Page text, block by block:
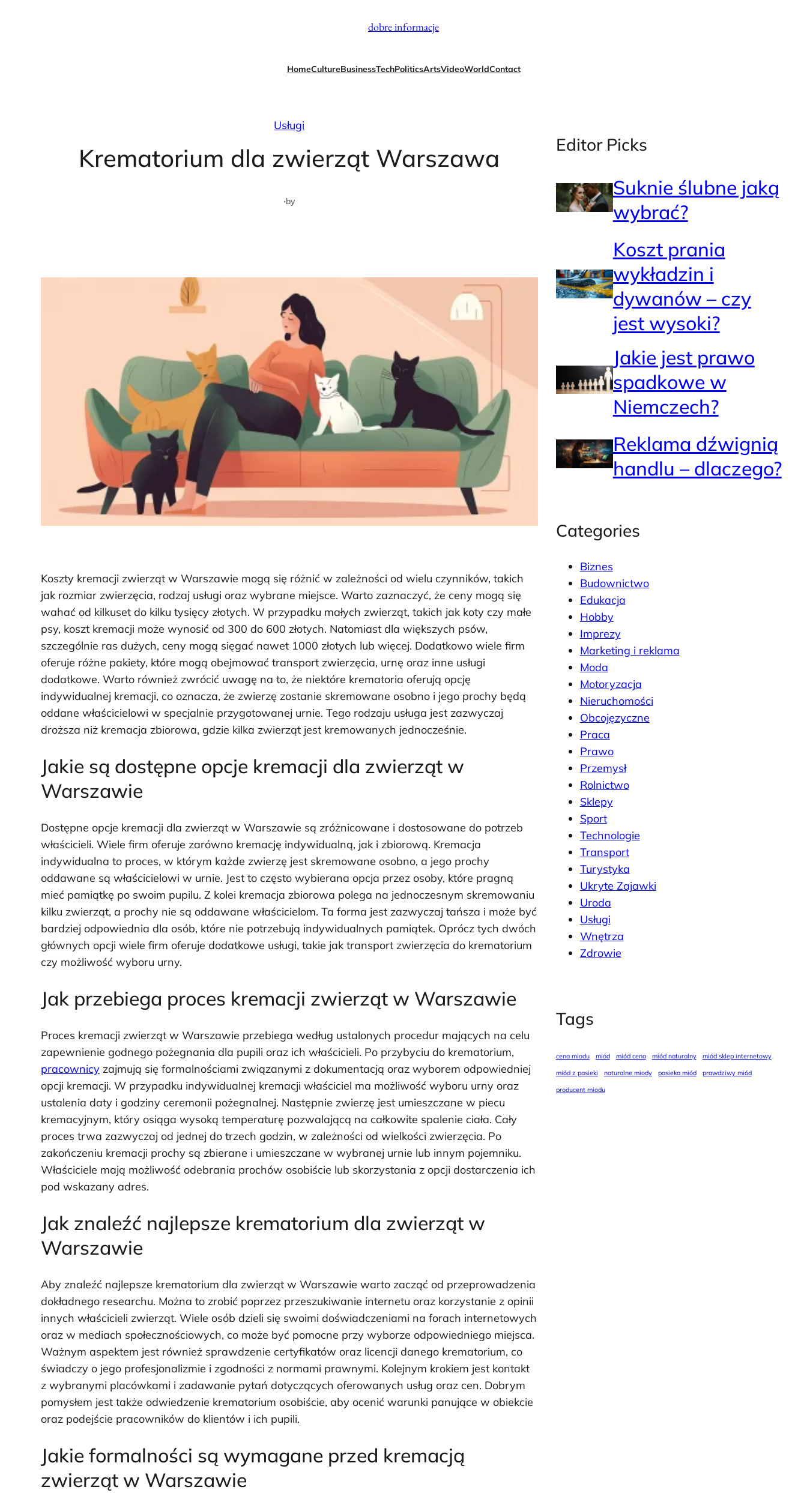
dobre informacje
HomeCultureBusinessTechPoliticsArtsVideoWorldContact
Usługi
Krematorium dla zwierząt Warszawa
·by
Koszty kremacji zwierząt w Warszawie mogą się różnić w zależności od wielu czynników, takich
jak rozmiar zwierzęcia, rodzaj usługi oraz wybrane miejsce. Warto zaznaczyć, że ceny mogą się
wahać od kilkuset do kilku tysięcy złotych. W przypadku małych zwierząt, takich jak koty czy małe
psy, koszt kremacji może wynosić od 300 do 600 złotych. Natomiast dla większych psów,
szczególnie ras dużych, ceny mogą sięgać nawet 1000 złotych lub więcej. Dodatkowo wiele firm
oferuje różne pakiety, które mogą obejmować transport zwierzęcia, urnę oraz inne usługi
dodatkowe. Warto również zwrócić uwagę na to, że niektóre krematoria oferują opcję
indywidualnej kremacji, co oznacza, że zwierzę zostanie skremowane osobno i jego prochy będą
oddane właścicielowi w specjalnie przygotowanej urnie. Tego rodzaju usługa jest zazwyczaj
droższa niż kremacja zbiorowa, gdzie kilka zwierząt jest kremowanych jednocześnie.
Jakie są dostępne opcje kremacji dla zwierząt w
Warszawie
Dostępne opcje kremacji dla zwierząt w Warszawie są zróżnicowane i dostosowane do potrzeb
właścicieli. Wiele firm oferuje zarówno kremację indywidualną, jak i zbiorową. Kremacja
indywidualna to proces, w którym każde zwierzę jest skremowane osobno, a jego prochy
oddawane są właścicielowi w urnie. Jest to często wybierana opcja przez osoby, które pragną
mieć pamiątkę po swoim pupilu. Z kolei kremacja zbiorowa polega na jednoczesnym skremowaniu
kilku zwierząt, a prochy nie są oddawane właścicielom. Ta forma jest zazwyczaj tańsza i może być
bardziej odpowiednia dla osób, które nie potrzebują indywidualnych pamiątek. Oprócz tych dwóch
głównych opcji wiele firm oferuje dodatkowe usługi, takie jak transport zwierzęcia do krematorium
czy możliwość wyboru urny.
Jak przebiega proces kremacji zwierząt w Warszawie
Proces kremacji zwierząt w Warszawie przebiega według ustalonych procedur mających na celu
zapewnienie godnego pożegnania dla pupili oraz ich właścicieli. Po przybyciu do krematorium,
pracownicyzajmują się formalnościami związanymi z dokumentacją oraz wyborem odpowiedniej
opcji kremacji. W przypadku indywidualnej kremacji właściciel ma możliwość wyboru urny oraz
ustalenia daty i godziny ceremonii pożegnalnej. Następnie zwierzę jest umieszczane w piecu
kremacyjnym, który osiąga wysoką temperaturę pozwalającą na całkowite spalenie ciała. Cały
proces trwa zazwyczaj od jednej do trzech godzin, w zależności od wielkości zwierzęcia. Po
zakończeniu kremacji prochy są zbierane i umieszczane w wybranej urnie lub innym pojemniku.
Właściciele mają możliwość odebrania prochów osobiście lub skorzystania z opcji dostarczenia ich
pod wskazany adres.
Jak znaleźć najlepsze krematorium dla zwierząt w
Warszawie
Aby znaleźć najlepsze krematorium dla zwierząt w Warszawie warto zacząć od przeprowadzenia
dokładnego researchu. Można to zrobić poprzez przeszukiwanie internetu oraz korzystanie z opinii
innych właścicieli zwierząt. Wiele osób dzieli się swoimi doświadczeniami na forach internetowych
oraz w mediach społecznościowych, co może być pomocne przy wyborze odpowiedniego miejsca.
Ważnym aspektem jest również sprawdzenie certyfikatów oraz licencji danego krematorium, co
świadczy o jego profesjonalizmie i zgodności z normami prawnymi. Kolejnym krokiem jest kontakt
z wybranymi placówkami i zadawanie pytań dotyczących oferowanych usług oraz cen. Dobrym
pomysłem jest także odwiedzenie krematorium osobiście, aby ocenić warunki panujące w obiekcie
oraz podejście pracowników do klientów i ich pupili.
Jakie formalności są wymagane przed kremacją
zwierząt w Warszawie
Editor Picks
Suknie ślubne jaką
wybrać?
Koszt prania
wykładzin i
dywanów – czy
jest wysoki?
Jakie jest prawo
spadkowe w
Niemczech?
Reklama dźwignią
handlu – dlaczego?
Categories
Biznes
Budownictwo
Edukacja
Hobby
Imprezy
Marketing i reklama
Moda
Motoryzacja
Nieruchomości
Obcojęzyczne
Praca
Prawo
Przemysł
Rolnictwo
Sklepy
Sport
Technologie
Transport
Turystyka
Ukryte Zajawki
Uroda
Usługi
Wnętrza
Zdrowie
Tags
cena miodu miód miód cena miód naturalny
miód sklep internetowy
miód z pasieki
naturalne miody pasieka miód
prawdziwy miód
producent miodu